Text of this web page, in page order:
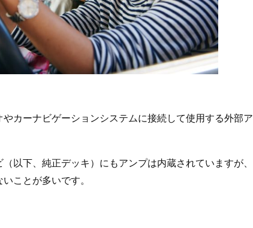
カーナビゲーションシステムに接続して使用する外部ア
以下、純正デッキ）にもアンプは内蔵されていますが、
ことが多いです。